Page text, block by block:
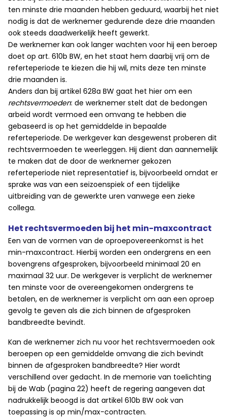
ten minste drie maanden hebben geduurd, waarbij het niet
nodig is dat de werknemer gedurende deze drie maanden
ook steeds daadwerkelijk heeft gewerkt.
De werknemer kan ook langer wachten voor hij een beroep
doet op art. 610b BW, en het staat hem daarbij vrij om de
referteperiode te kiezen die hij wil, mits deze ten minste
drie maanden is.
Anders dan bij artikel 628a BW gaat het hier om een
rechtsvermoeden: de werknemer stelt dat de bedongen
arbeid wordt vermoed een omvang te hebben die
gebaseerd is op het gemiddelde in bepaalde
referteperiode. De werkgever kan desgewenst proberen dit
rechtsvermoeden te weerleggen. Hij dient dan aannemelijk
te maken dat de door de werknemer gekozen
referteperiode niet representatief is, bijvoorbeeld omdat er
sprake was van een seizoenspiek of een tijdelijke
uitbreiding van de gewerkte uren vanwege een zieke
collega.
Het rechtsvermoeden bij het min-maxcontract
Een van de vormen van de oproepovereenkomst is het
min-maxcontract. Hierbij worden een ondergrens en een
bovengrens afgesproken, bijvoorbeeld minimaal 20 en
maximaal 32 uur. De werkgever is verplicht de werknemer
ten minste voor de overeengekomen ondergrens te
betalen, en de werknemer is verplicht om aan een oproep
gevolg te geven als die zich binnen de afgesproken
bandbreedte bevindt.
Kan de werknemer zich nu voor het rechtsvermoeden ook
beroepen op een gemiddelde omvang die zich bevindt
binnen de afgesproken bandbreedte? Hier wordt
verschillend over gedacht. In de memorie van toelichting
bij de Wab (pagina 22) heeft de regering aangeven dat
nadrukkelijk beoogd is dat artikel 610b BW ook van
toepassing is op min/max-contracten.